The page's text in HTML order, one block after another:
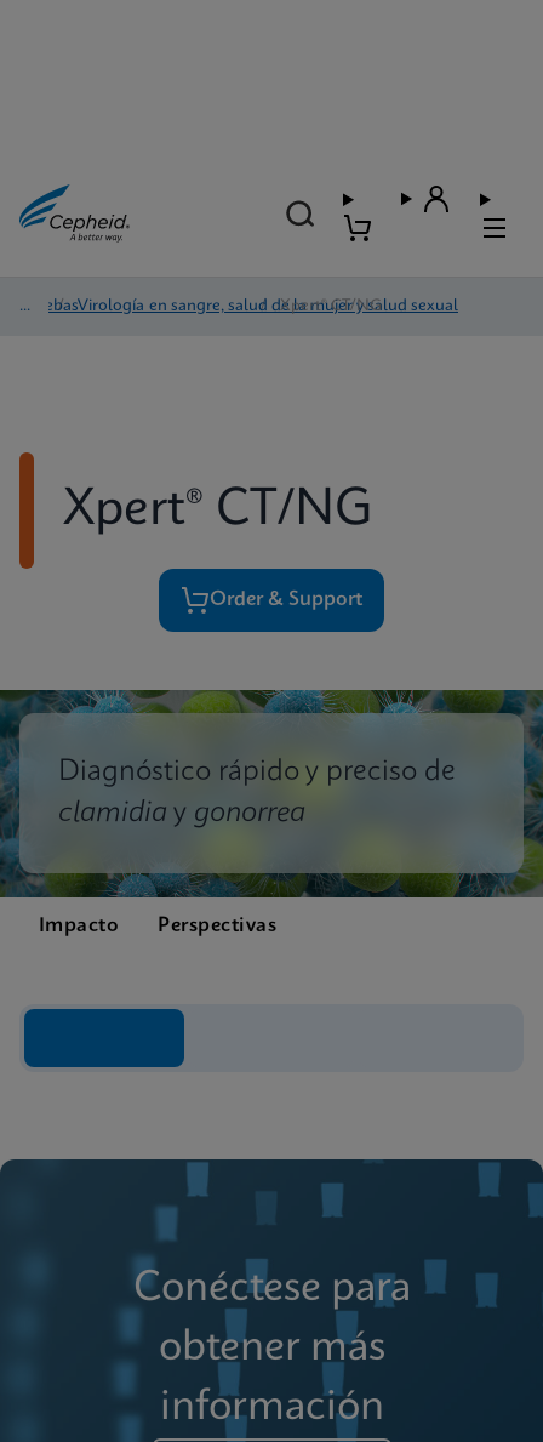
Pruebas
/ Virología en sangre, salud de la mujer y salud sexual
/ Xpert® CT/NG
Xpert® CT/NG
Order & Support
Diagnóstico rápido y preciso de
clamidia y gonorrea
Impacto Perspectivas
Conéctese para
obtener más
información